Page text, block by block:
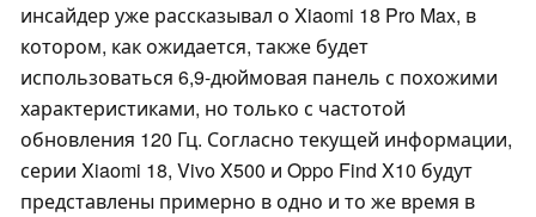
инсайдер уже рассказывал о Xiaomi 18 Pro Max, в
котором, как ожидается, также будет
использоваться 6,9-дюймовая панель с похожими
характеристиками, но только с частотой
обновления 120 Гц. Согласно текущей информации,
серии Xiaomi 18, Vivo X500 и Oppo Find X10 будут
представлены примерно в одно и то же время в